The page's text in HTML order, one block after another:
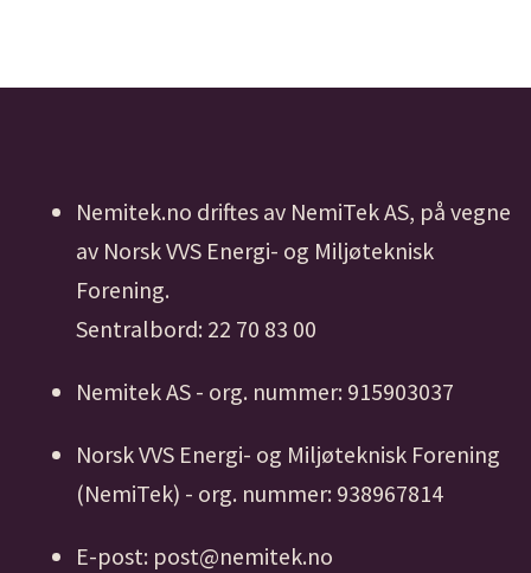
Nemitek.no driftes av NemiTek AS, på vegne
av Norsk VVS Energi- og Miljøteknisk
Forening.
Sentralbord: 22 70 83 00
Nemitek AS - org. nummer: 915903037
Norsk VVS Energi- og Miljøteknisk Forening
(NemiTek) - org. nummer: 938967814
E-post: post@nemitek.no